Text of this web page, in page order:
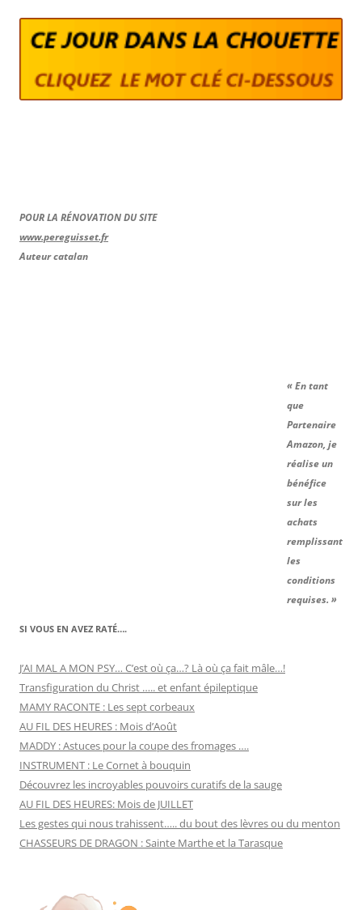
POUR LA RÉNOVATION DU SITE
www.pereguisset.fr
Auteur catalan
« En tant
que
Partenaire
Amazon, je
réalise un
bénéfice
sur les
achats
remplissant
les
conditions
requises. »
SI VOUS EN AVEZ RATÉ….
J’AI MAL A MON PSY… C’est où ça…? Là où ça fait mâle…!
Transfiguration du Christ ….. et enfant épileptique
MAMY RACONTE : Les sept corbeaux
AU FIL DES HEURES : Mois d’Août
MADDY : Astuces pour la coupe des fromages ….
INSTRUMENT : Le Cornet à bouquin
Découvrez les incroyables pouvoirs curatifs de la sauge
AU FIL DES HEURES: Mois de JUILLET
Les gestes qui nous trahissent….. du bout des lèvres ou du menton
CHASSEURS DE DRAGON : Sainte Marthe et la Tarasque